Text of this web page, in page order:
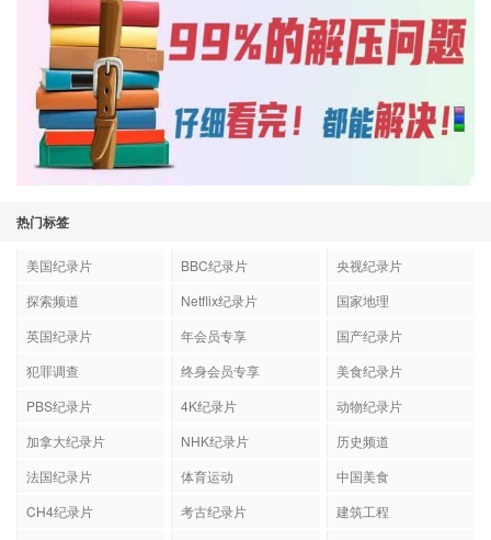
热门标签
美国纪录片 BBC纪录片
央视纪录片
探索频道
Netflix纪录片
国家地理
英国纪录片
年会员专享
国产纪录片
犯罪调查
终身会员专享
美食纪录片
PBS纪录片
4K纪录片
动物纪录片
加拿大纪录片
NHK纪录片
历史频道
法国纪录片
体育运动
中国美食
CH4纪录片
考古纪录片
建筑工程